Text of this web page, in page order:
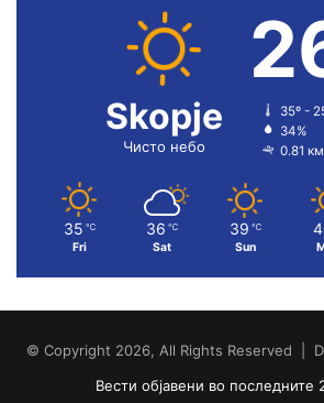
Skopje
Чисто небо
35º -
34%
0.81
35 ℃
Fri
36 ℃
Sat
39 ℃
Sun
© Copyright 2026, All Rights Reserved |
Вести објавени во последните